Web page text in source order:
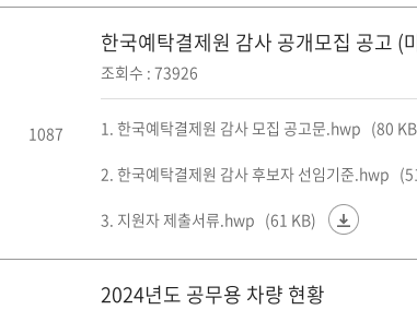
1087
한국예탁결제원 감사 공개모집 공고
조회수 : 73926
1. 한국예탁결제원 감사 모집 공고문.hwp (80
2. 한국예탁결제원 감사 후보자 선임기준.hwp
3. 지원자 제출서류.hwp (61 KB)
2024년도 공무용 차량 현황